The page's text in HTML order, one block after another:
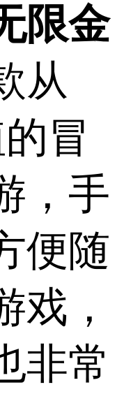
限金
从
冒
，手
便随
戏，
非常